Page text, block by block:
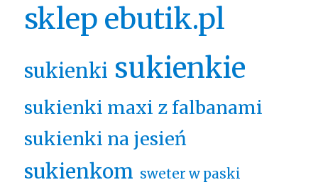
sklep ebutik.pl
sukienki sukienkie
sukienki maxi z falbanami
sukienki na jesień
sukienkom sweter w paski